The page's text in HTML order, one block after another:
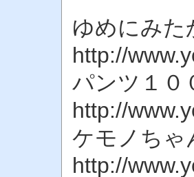
ゆめにみ
http://
パンツ１
http://
ケモノち
http://